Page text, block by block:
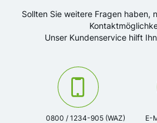
Sollten Sie weitere Fragen haben,
Unser Kundenservice hilft
Kontaktieren Sie uns unter der
0800 / 1234-905 (WAZ) E-